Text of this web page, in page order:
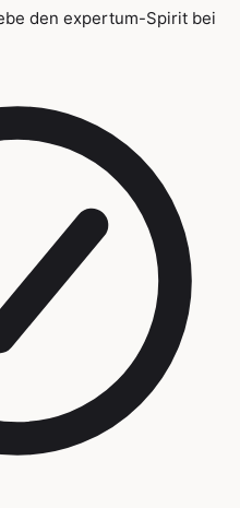
den expertum-Spirit bei